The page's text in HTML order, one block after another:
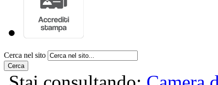
Cerca nel sito
Cerca